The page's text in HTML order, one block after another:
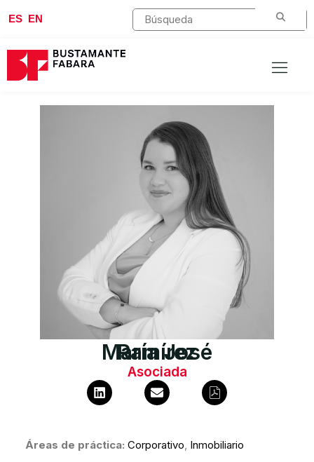
ES EN
María José
Ramírez
Asociada
Áreas de práctica: Corporativo Inmobiliario